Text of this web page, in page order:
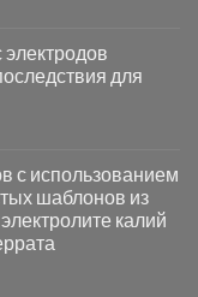
для
с использованием
шаблонов из
калий